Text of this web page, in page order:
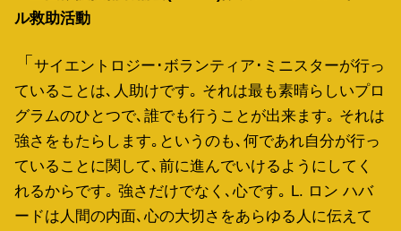
ル救助活動
サイエントロジー･ボランティア･ミニスターが行っ
ていることは､人助けです｡ それは最も素晴らしいプロ
グラムのひとつで､誰でも行うことが出来ます｡ それは
強さをもたらします｡というのも､何であれ自分が行っ
ていることに関して､前に進んでいけるようにしてく
れるからです｡ 強さだけでなく､心です｡ L. ロン ハバ
ードは人間の内面､心の大切さをあらゆる人に伝えて